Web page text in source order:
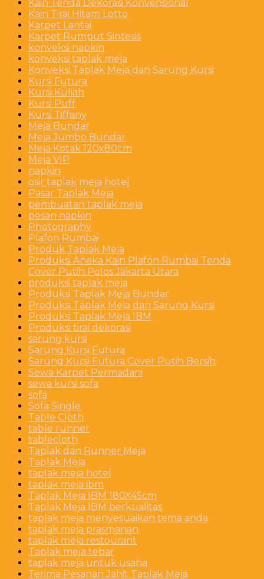
Kain Tenda Dekorasi Konvensional
Kain Tirai Hitam Lotto
Karpet Lantai
Karpet Rumput Sintesis
konveksi napkin
konveksi taplak meja
Konveksi Taplak Meja dan Sarung Kursi
Kursi Futura
Kursi Kuliah
Kursi Puff
Kursi Tiffany
Meja Bundar
Meja Jumbo Bundar
Meja Kotak 120x80cm
Meja VIP
napkin
osir taplak meja hotel
Pasar Taplak Meja
pembuatan taplak meja
pesan napkin
Photography
Plafon Rumbai
Produk Taplak Meja
Produksi Aneka Kain Plafon Rumbai Tenda
Cover Putih Polos Jakarta Utara
produksi taplak meja
Produksi Taplak Meja Bundar
Produksi Taplak Meja dan Sarung Kursi
Produksi Taplak Meja IBM
Produksi tirai dekorasi
sarung kursi
Sarung Kursi Futura
Sarung Kursi Futura Cover Putih Bersih
Sewa Karpet Permadani
sewa kursi sofa
sofa
Sofa Single
Table Cloth
table runner
tablecloth
Taplak dan Runner Meja
Taplak Meja
taplak meja hotel
taplak meja ibm
Taplak Meja IBM 180X45cm
Taplak Meja IBM berkualitas
taplak meja menyesuaikan tema anda
taplak meja prasmanan
taplak meja restourant
Taplak meja tebar
taplak meja untuk usaha
Terima Pesanan Jahit Taplak Meja